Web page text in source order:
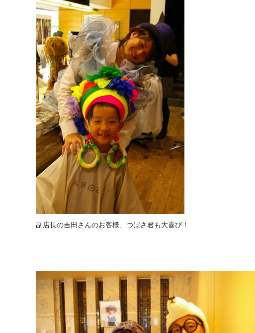
副店長の吉田さんのお客様、つばさ君も大喜び！